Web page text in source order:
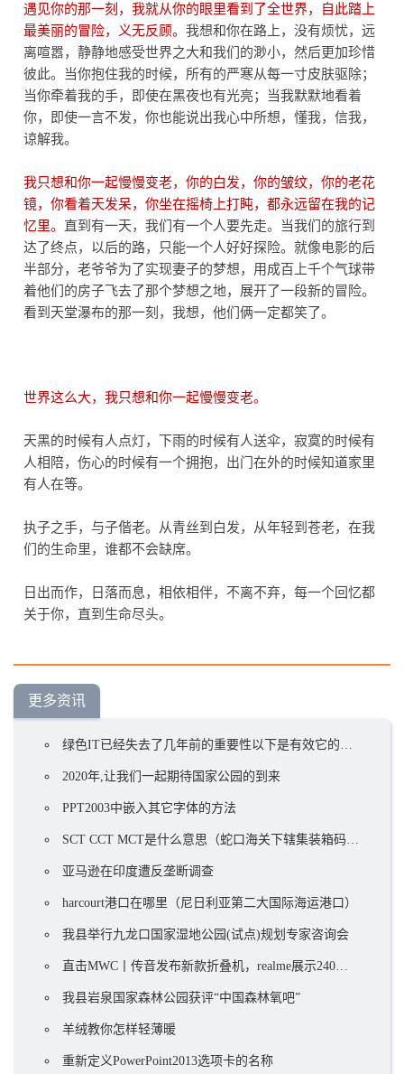
遇见你的那一刻，我就从你的眼里看到了全世界，自此踏上
最美丽的冒险，义无反顾。 我想和你在路上，没有烦忧，远
离喧嚣，静静地感受世界之大和我们的渺小，然后更加珍惜
彼此。当你抱住我的时候，所有的严寒从每一寸皮肤驱除；
当你牵着我的手，即使在黑夜也有光亮；当我默默地看着
你，即使一言不发，你也能说出我心中所想，懂我，信我，
谅解我。
我只想和你一起慢慢变老，你的白发，你的皱纹，你的老花
镜，你看着天发呆，你坐在摇椅上打盹，都永远留在我的记
忆里。 直到有一天，我们有一个人要先走。当我们的旅行到
达了终点，以后的路，只能一个人好好探险。就像电影的后
半部分，老爷爷为了实现妻子的梦想，用成百上千个气球带
着他们的房子飞去了那个梦想之地，展开了一段新的冒险。
看到天堂瀑布的那一刻，我想，他们俩一定都笑了。
世界这么大，我只想和你一起慢慢变老。
天黑的时候有人点灯，下雨的时候有人送伞，寂寞的时候有
人相陪，伤心的时候有一个拥抱，出门在外的时候知道家里
有人在等。
执子之手，与子偕老。从青丝到白发，从年轻到苍老，在我
们的生命里，谁都不会缺席。
日出而作，日落而息，相依相伴，不离不弃，每一个回忆都
关于你，直到生命尽头。
更多资讯
绿色IT已经失去了几年前的重要性以下是有效它的策略
2020年,让我们一起期待国家公园的到来
PPT2003中嵌入其它字体的方法
SCT CCT MCT是什么意思（蛇口海关下辖集装箱码头）
亚马逊在印度遭反垄断调查
harcourt港口在哪里（尼日利亚第二大国际海运港口）
我县举行九龙口国家湿地公园(试点)规划专家咨询会
直击MWC丨传音发布新款折叠机，realme展示240W快速充电技术
我县岩泉国家森林公园获评“中国森林氧吧”
羊绒教你怎样轻薄暖
重新定义PowerPoint2013选项卡的名称